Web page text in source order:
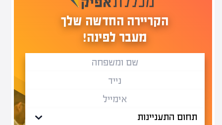
הקריירה החדשה שלך
מעבר לפינה!